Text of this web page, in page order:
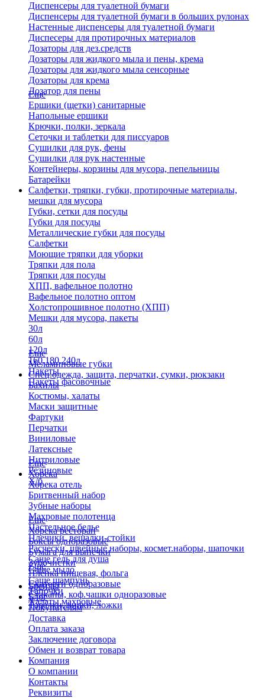
Диспенсеры для туалетной бумаги
Диспенсеры для туалетной бумаги в больших рулонах
Настенные диспенсеры для туалетной бумаги
Диспесеры для протирочных материалов
Дозаторы для дез.средств
Дозаторы для жидкого мыла и пены, крема
Дозаторы для жидкого мыла сенсорные
Дозаторы для крема
Дозатор для пены
Еще
Ершики (щетки) санитарные
Напольные ершики
Крючки, полки, зеркала
Сеточки и таблетки для писсуаров
Сушилки для рук, фены
Сушилки для рук настенные
Контейнеры, корзины для мусора, пепельницы
Батарейки
Салфетки, тряпки, губки, протирочные материалы,
мешки для мусора
Губки, сетки для посуды
Губки для посуды
Металлические губки для посуды
Салфетки
Моющие тряпки для уборки
Тряпки для пола
Тряпки для посуды
ХПП, вафельное полотно
Вафельное полотно оптом
Холстопрошивное полотно (ХПП)
Мешки для мусора, пакеты
30л
60л
120л
160,180,240л
Пакеты
Пакеты фасовочные
Еще
Меламиновые губки
Спец.одежда, защита, перчатки, сумки, рюкзаки
Бахилы
Костюмы, халаты
Маски защитные
Фартуки
Перчатки
Виниловые
Латексные
Нитриловые
Резиновые
Х/б
Еще
Хорека
Хорека отель
Бритвенный набор
Зубные наборы
Махровые полотенца
Пастельное белье
Плечики, вешалки-стойки
Расчески, швейные наборы, космет.наборы, шапочки
Саше гель для душа
Саше мыло
Саше шампунь
Тапочки
Халаты махровые
Еще
Хорека ресторан
Боксы одноразовые
Бумага для выпечки
Зубочистки
Пленка пищевая, фольга
Скатерти одноразовые
Стаканы, коф.чашки одноразовые
Тарелки, вилки, ложки
Еще
Бренды
Блог
Покупателям
Доставка
Оплата заказа
Заключение договора
Обмен и возврат товара
Компания
О компании
Контакты
Реквизиты